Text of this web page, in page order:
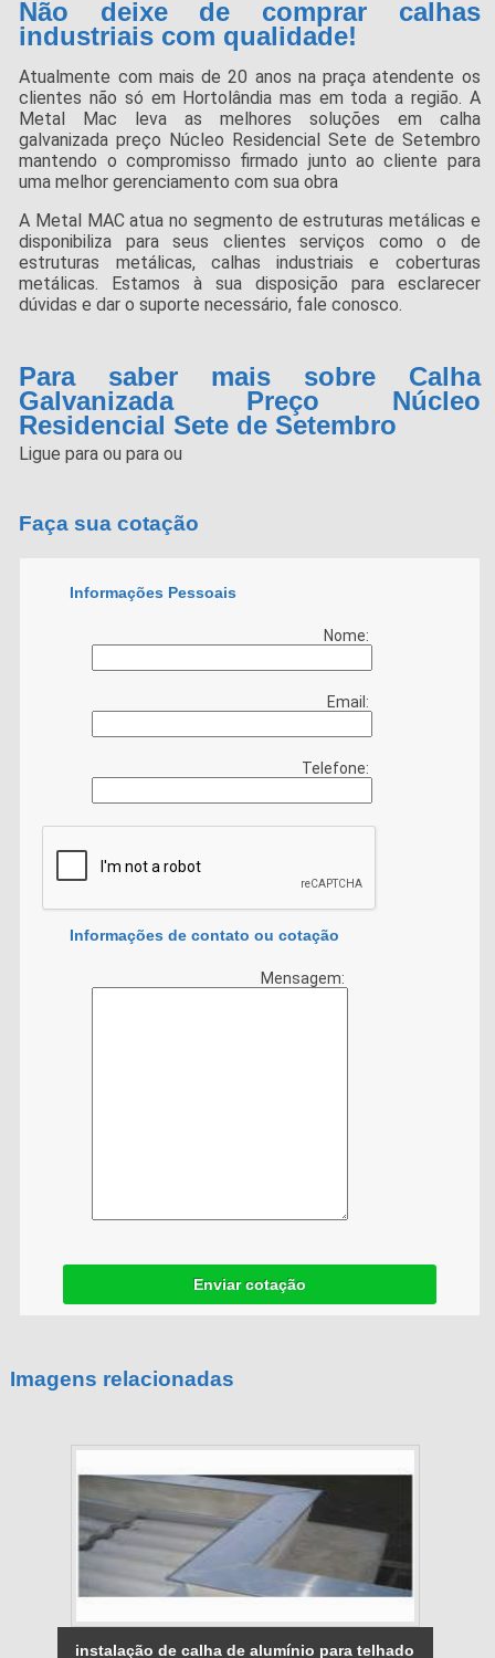
Não deixe de comprar calhas
industriais com qualidade!
Atualmente com mais de 20 anos na praça atendente os
clientes não só em Hortolândia mas em toda a região. A
Metal Mac leva as melhores soluções em calha
galvanizada preço Núcleo Residencial Sete de Setembro
mantendo o compromisso firmado junto ao cliente para
uma melhor gerenciamento com sua obra
A Metal MAC atua no segmento de estruturas metálicas e
disponibiliza para seus clientes serviços como o de
estruturas metálicas, calhas industriais e coberturas
metálicas. Estamos à sua disposição para esclarecer
dúvidas e dar o suporte necessário, fale conosco.
Para saber mais sobre Calha
Galvanizada Preço Núcleo
Residencial Sete de Setembro
Ligue paraou paraou
Faça sua cotação
Informações Pessoais
Nome:
Email:
Telefone:
Informações de contato ou cotação
Mensagem:
Enviar cotação
Imagens relacionadas
instalação de calha de alumínio para telhado